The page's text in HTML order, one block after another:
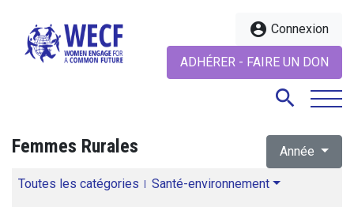
account_circle Connexion
ADHÉRER - FAIRE UN DON
search
Femmes Rurales Année
Toutes les catégories Santé-environnement